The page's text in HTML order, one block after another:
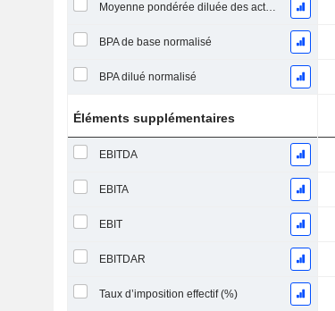
Moyenne pondérée diluée des actions en circulation
BPA de base normalisé
BPA dilué normalisé
Éléments supplémentaires
EBITDA
EBITA
EBIT
EBITDAR
Taux d’imposition effectif (%)